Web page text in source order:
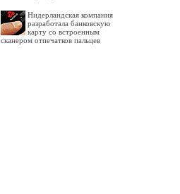
Нидерландская компания
разработала банковскую
карту со встроенным
сканером отпечатков пальцев